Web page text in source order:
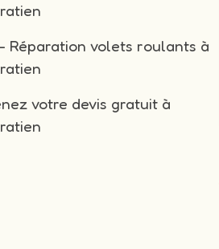
Réparation volets roulants à
votre devis gratuit à